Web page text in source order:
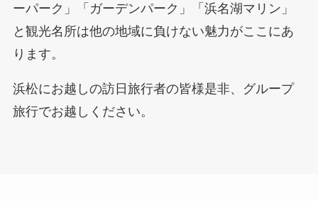
ーパーク」「ガーデンパーク」「浜名湖マリン」
と観光名所は他の地域に負けない魅力がここにあ
ります。
浜松にお越しの訪日旅行者の皆様是非、グループ
旅行でお越しください。